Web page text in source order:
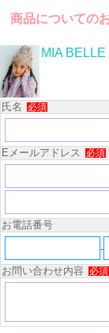
商品についての
MIA
氏名 必須
Eメールアドレス 必須
お電話番号
-
お問い合わせ内容
必須